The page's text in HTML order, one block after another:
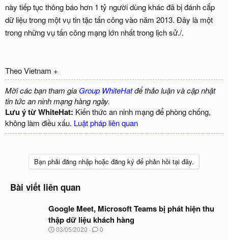
này tiếp tục thông báo hơn 1 tỷ người dùng khác đã bị đánh cắp
dữ liệu trong một vụ tin tặc tấn công vào năm 2013. Đây là một
trong những vụ tấn công mạng lớn nhất trong lịch sử./.
Theo Vietnam +
Mời các bạn tham gia Group WhiteHatđể thảo luận và cập nhật
tin tức an ninh mạng hàng ngày.
Lưu ý từ WhiteHat: Kiến thức an ninh mạng để phòng chống,
không làm điều xấu. Luật pháp liên quan
Bạn phải đăng nhập hoặc đăng ký để phản hồi tại đây.
Bài viết liên quan
Google Meet, Microsoft Teams bị phát hiện thu
thập dữ liệu khách hàng
N
03/05/2020 0